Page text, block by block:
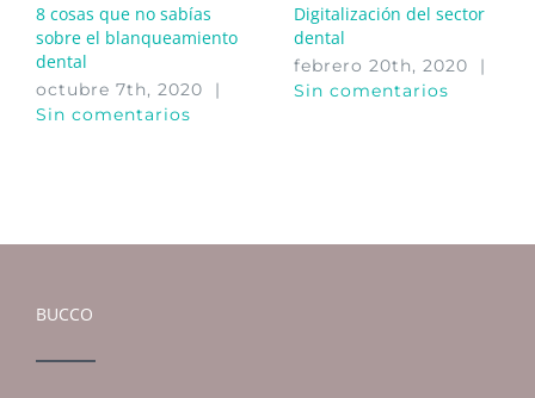
8 cosas que no sabías
sobre el blanqueamiento
dental
octubre 7th, 2020
|
Sin comentarios
Digitalización del sector
dental
febrero 20th, 2020
|
Sin comentarios
BUCCO